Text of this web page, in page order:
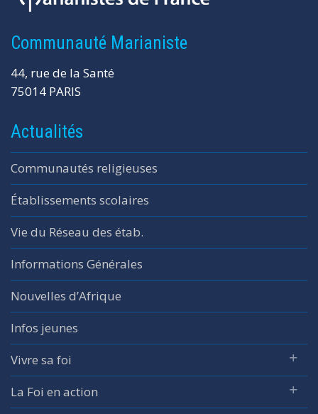
Communauté Marianiste
44, rue de la Santé
75014 PARIS
Actualités
Communautés religieuses
Établissements scolaires
Vie du Réseau des étab.
Informations Générales
Nouvelles d’Afrique
Infos jeunes
Vivre sa foi
La Foi en action